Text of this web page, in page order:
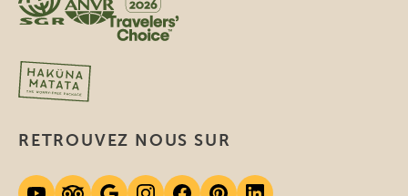
RETROUVEZ NOUS SUR